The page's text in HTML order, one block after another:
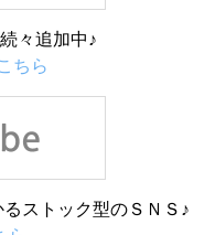
々追加中♪
ちら
ストック型のＳＮＳ♪